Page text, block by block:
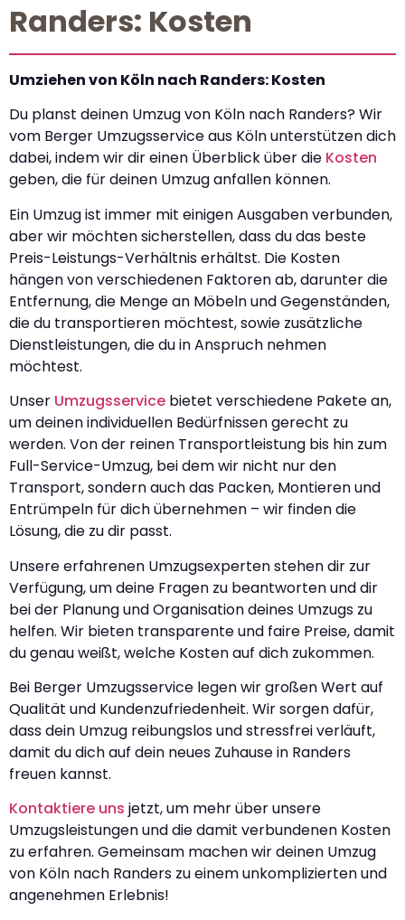
Randers: Kosten
Umziehen von Köln nach Randers: Kosten
Du planst deinen Umzug von Köln nach Randers? Wir
vom Berger Umzugsservice aus Köln unterstützen dich
dabei, indem wir dir einen Überblick über die Kosten
geben, die für deinen Umzug anfallen können.
Ein Umzug ist immer mit einigen Ausgaben verbunden,
aber wir möchten sicherstellen, dass du das beste
Preis-Leistungs-Verhältnis erhältst. Die Kosten
hängen von verschiedenen Faktoren ab, darunter die
Entfernung, die Menge an Möbeln und Gegenständen,
die du transportieren möchtest, sowie zusätzliche
Dienstleistungen, die du in Anspruch nehmen
möchtest.
Unser Umzugsservice bietet verschiedene Pakete an,
um deinen individuellen Bedürfnissen gerecht zu
werden. Von der reinen Transportleistung bis hin zum
Full-Service-Umzug, bei dem wir nicht nur den
Transport, sondern auch das Packen, Montieren und
Entrümpeln für dich übernehmen – wir finden die
Lösung, die zu dir passt.
Unsere erfahrenen Umzugsexperten stehen dir zur
Verfügung, um deine Fragen zu beantworten und dir
bei der Planung und Organisation deines Umzugs zu
helfen. Wir bieten transparente und faire Preise, damit
du genau weißt, welche Kosten auf dich zukommen.
Bei Berger Umzugsservice legen wir großen Wert auf
Qualität und Kundenzufriedenheit. Wir sorgen dafür,
dass dein Umzug reibungslos und stressfrei verläuft,
damit du dich auf dein neues Zuhause in Randers
freuen kannst.
Kontaktiere uns jetzt, um mehr über unsere
Umzugsleistungen und die damit verbundenen Kosten
zu erfahren. Gemeinsam machen wir deinen Umzug
von Köln nach Randers zu einem unkomplizierten und
angenehmen Erlebnis!